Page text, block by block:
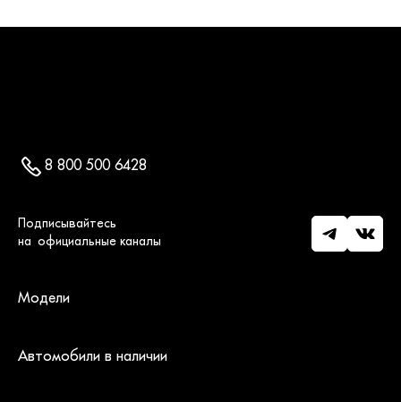
8 800 500 6428
Модели
Автомобили в наличии